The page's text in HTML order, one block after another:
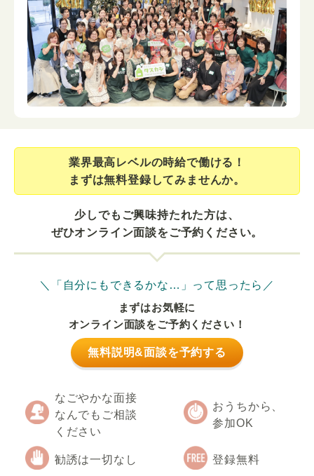
業界最⾼レベルの時給で働ける！
まずは無料登録してみませんか。
少しでもご興味持たれた方は、
ぜひオンライン面談をご予約ください。
＼「自分にもできるかな…」って思ったら／
まずはお気軽に
オンライン面談をご予約ください！
無料説明&面談を予約する
なごやかな面接
なんでもご相談
ください
おうちから、
参加OK
勧誘は一切なし 登録無料